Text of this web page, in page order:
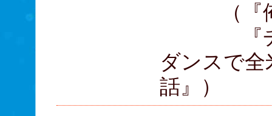
（『俺
『チア
ダンスで
話』）